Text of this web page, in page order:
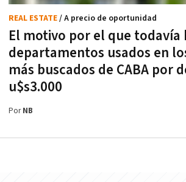
El motivo por el que todavía
departamentos usados en
más buscados de CABA por
u$s3.000
REAL ESTATE/ A precio de oportunidad
PorNB